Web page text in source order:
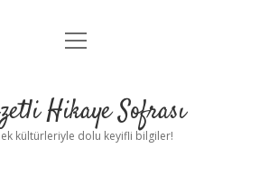
Anasayfa
Yasal Uyarı
menüyü
Hikaye Sofrası
kültürleriyle dolu keyifli bilgiler!